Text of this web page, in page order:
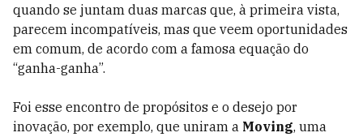
quando se juntam duas marcas que, à primeira vista,
parecem incompatíveis, mas que veem oportunidades
em comum, de acordo com a famosa equação do
“ganha-ganha”.
Foi esse encontro de propósitos e o desejo por
inovação, por exemplo, que uniram a Moving, uma